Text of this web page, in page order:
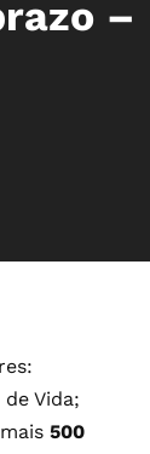
–
Vida;
500